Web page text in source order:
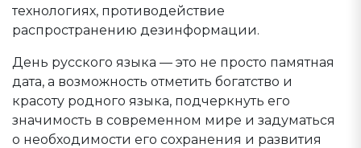
технологиях, противодействие
распространению дезинформации.
День русского языка — это не просто памятная
дата, а возможность отметить богатство и
красоту родного языка, подчеркнуть его
значимость в современном мире и задуматься
о необходимости его сохранения и развития